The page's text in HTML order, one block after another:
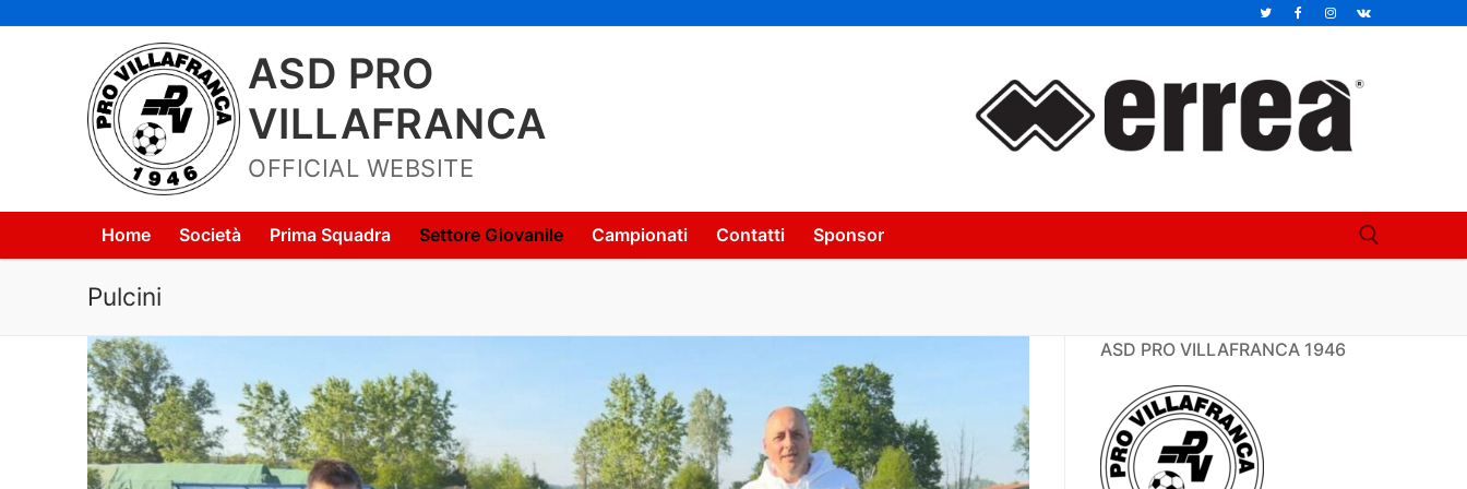
ASD PRO
VILLAFRANCA
OFFICIAL WEBSITE
Home Società Prima Squadra Settore Giovanile Campionati Contatti Sponsor
Pulcini
ASD PRO VILLAFRANCA 1946